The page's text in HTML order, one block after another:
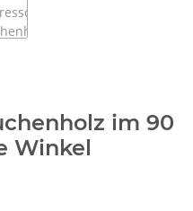
im 90
Winkel